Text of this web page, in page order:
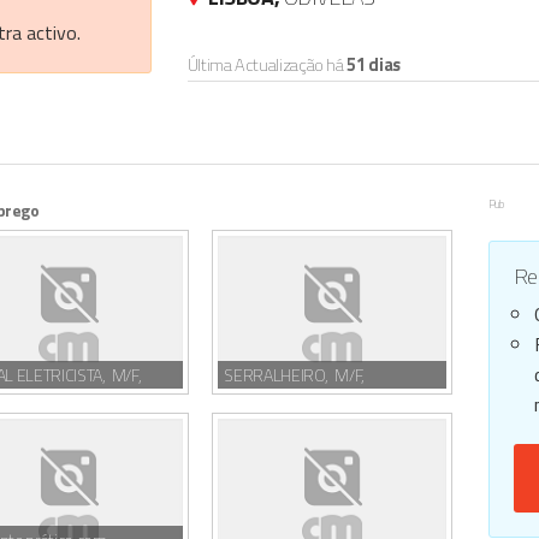
Última Actualização há51 dias
activo.
ELETRICISTA, M/F, SERRALHEIRO, M/F,
Pub